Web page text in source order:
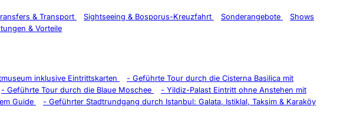
& Transport Sightseeing & Bosporus-Kreuzfahrt Sonderangebote
Shows
& Vorteile
inklusive Eintrittskarten - Geführte Tour durch die Cisterna Basilica mit
- Geführte Tour durch die Blaue Moschee - Yildiz-Palast Eintritt ohne Anstehen mit
Guide - Geführter Stadtrundgang durch Istanbul: Galata, Istiklal, Taksim & Karaköy